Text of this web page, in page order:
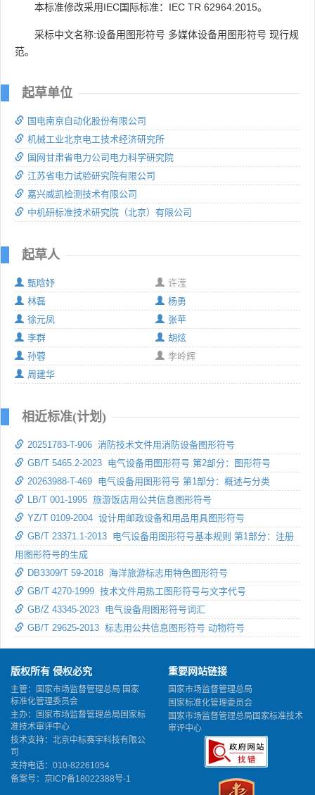
本标准修改采用IEC国际标准：IEC TR 62964:2015。
采标中文名称:设备用图形符号 多媒体设备用图形符号 现行规
范。
起草单位
国电南京自动化股份有限公司
机械工业北京电工技术经济研究所
国网甘肃省电力公司电力科学研究院
江苏省电力试验研究院有限公司
嘉兴威凯检测技术有限公司
中机研标准技术研究院（北京）有限公司
起草人
甄晗妤
许滢
林磊
杨勇
徐元凤
张苹
李群
胡炫
孙蓉
李岭辉
周建华
相近标准(计划)
20251783-T-906 消防技术文件用消防设备图形符号
GB/T 5465.2-2023 电气设备用图形符号 第2部分：图形符号
20263988-T-469 电气设备用图形符号 第1部分：概述与分类
LB/T 001-1995 旅游饭店用公共信息图形符号
YZ/T 0109-2004 设计用邮政设备和用品用具图形符号
GB/T 23371.1-2013 电气设备用图形符号基本规则 第1部分：注册
用图形符号的生成
DB3309/T 59-2018 海洋旅游标志用特色图形符号
GB/T 4270-1999 技术文件用热工图形符号与文字代号
GB/Z 43345-2023 电气设备用图形符号词汇
GB/T 29625-2013 标志用公共信息图形符号 动物符号
版权所有 侵权必究
主管：国家市场监督管理总局 国家
标准化管理委员会
主办：国家市场监督管理总局国家标
准技术审评中心
技术支持：北京中标赛宇科技有限公
司
支持电话：010-82261054
备案号： 京ICP备18022388号-1
重要网站链接
国家市场监督管理总局
国家标准化管理委员会
国家市场监督管理总局国家标准技术
审评中心